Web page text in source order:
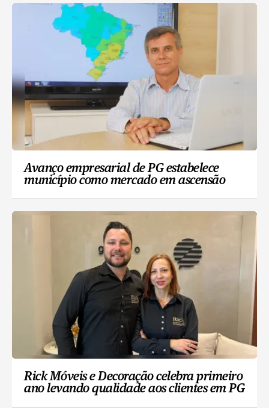
Avanço empresarial de PG estabelece
município como mercado em ascensão
Rick Móveis e Decoração celebra primeiro
ano levando qualidade aos clientes em PG